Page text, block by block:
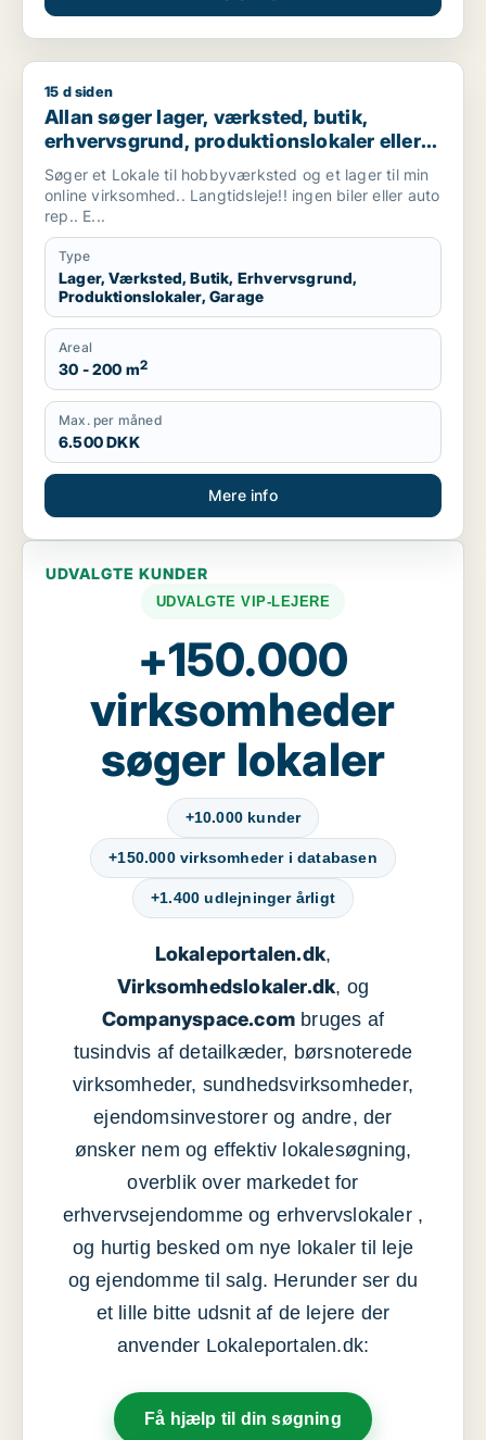
Allan søger lager, værksted, butik, erhvervsgrund,
15 d siden
Allan søger lager, værksted, butik,
erhvervsgrund, produktionslokaler eller
garage til leje i Vallensbæk, Ishøj eller
Sorø m.fl.
Søger et Lokale til hobbyværksted og et lager til min
online virksomhed.. Langtidsleje!! ingen biler eller auto
rep.. E...
Type
Lager, Værksted, Butik, Erhvervsgrund,
Produktionslokaler, Garage
Areal
30 - 200 m2
Max. per måned
6.500 DKK
Mere info
UDVALGTE KUNDER
UDVALGTE VIP-LEJERE
+150.000
virksomheder
søger lokaler
+10.000 kunder
+150.000 virksomheder i databasen
+1.400 udlejninger årligt
Lokaleportalen.dk,
Virksomhedslokaler.dk, og
Companyspace.com bruges af
tusindvis af detailkæder, børsnoterede
virksomheder, sundhedsvirksomheder,
ejendomsinvestorer og andre, der
ønsker nem og effektiv lokalesøgning,
overblik over markedet for
erhvervsejendomme og erhvervslokaler ,
og hurtig besked om nye lokaler til leje
og ejendomme til salg. Herunder ser du
et lille bitte udsnit af de lejere der
anvender Lokaleportalen.dk:
Få hjælp til din søgning